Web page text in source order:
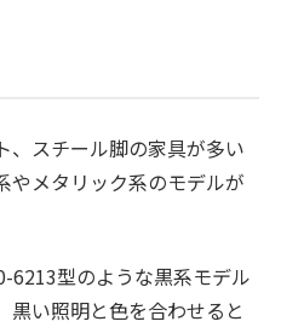
、スチール脚の家具が多い
やメタリック系のモデルが
6213型のような黒系モデル
黒い照明と色を合わせると